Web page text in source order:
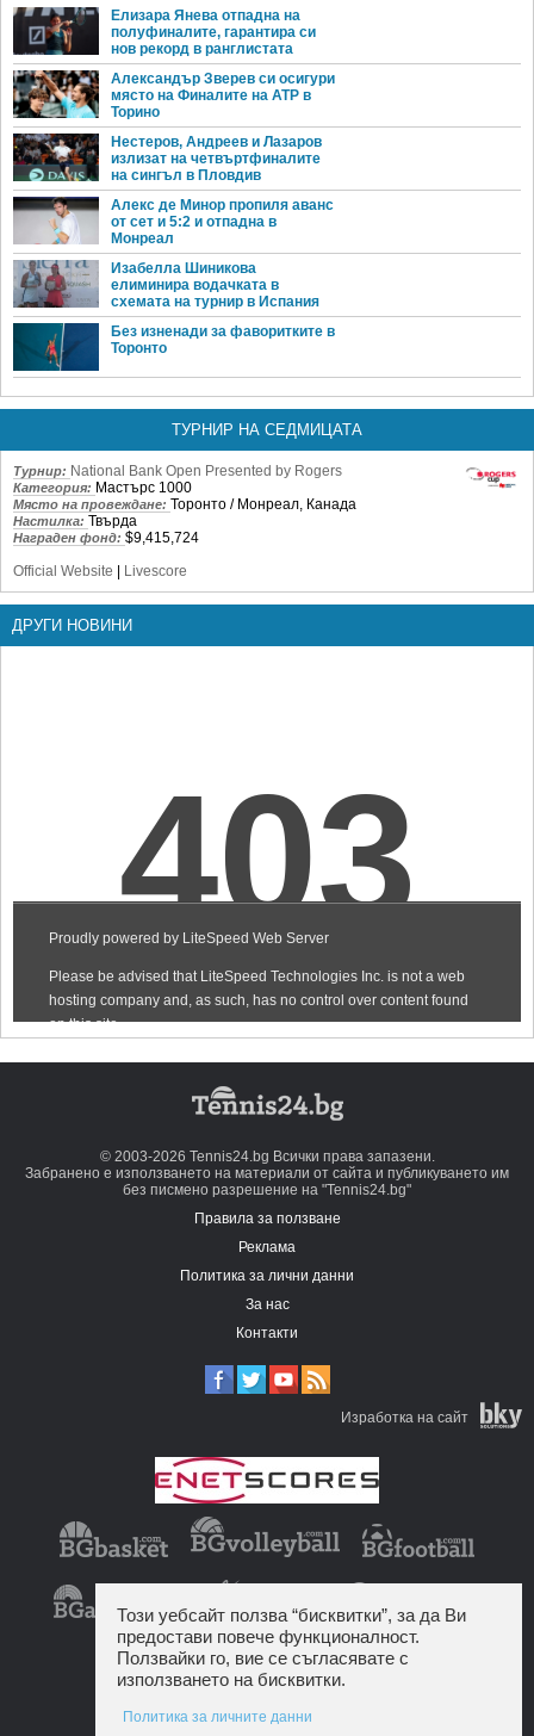
Елизара Янева отпадна на
полуфиналите, гарантира си
нов рекорд в ранглистата
Александър Зверев си осигури
място на Финалите на ATP в
Торино
Нестеров, Андреев и Лазаров
излизат на четвъртфиналите
на сингъл в Пловдив
Алекс де Минор пропиля аванс
от сет и 5:2 и отпадна в
Монреал
Изабелла Шиникова
елиминира водачката в
схемата на турнир в Испания
Без изненади за фаворитките в
Торонто
ТУРНИР НА СЕДМИЦАТА
Турнир: National Bank Open Presented by Rogers
Категория: Мастърс 1000
Място на провеждане: Торонто / Монреал, Канада
Настилка: Твърда
Награден фонд: $9,415,724
Official Website
Livescore
ДРУГИ НОВИНИ
© 2003-2026 Tennis24.bg Всички права запазени.
Забранено е използването на материали от сайта и публикуването им
без писмено разрешение на "Tennis24.bg"
Правила за ползване
Реклама
Политика за лични данни
За нас
Контакти
Изработка на сайт
Този уебсайт ползва “бисквитки”, за да Ви
предостави повече функционалност.
Ползвайки го, вие се съгласявате с
използването на бисквитки.
Политика за личните данни